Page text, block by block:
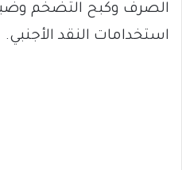
الصرف وكبح التضخم
استخدامات النقد الأجنبي.